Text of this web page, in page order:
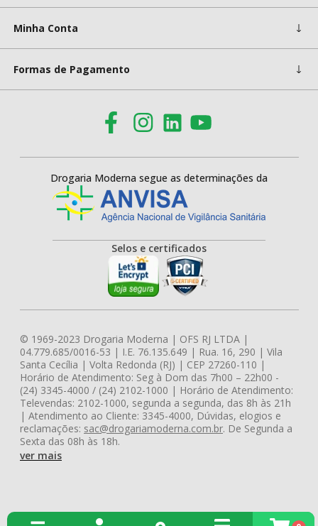
Minha Conta
Formas de Pagamento
Drogaria Moderna segue as determinações da
Selos e certificados
© 1969-2023 Drogaria Moderna | OFS RJ LTDA |
04.779.685/0016-53 | I.E. 76.135.649 | Rua. 16, 290 | Vila
Santa Cecília | Volta Redonda (RJ) | CEP 27260-110 |
Horário de Atendimento: Seg à Dom das 7h00 – 22h00 -
(24) 3345-4000 / (24) 2102-1000 | Horário de Atendimento:
Televendas: 2102-1000, segunda a segunda, das 8h às 21h
| Atendimento ao Cliente: 3345-4000, Dúvidas, elogios e
reclamações: sac@drogariamoderna.com.br. De Segunda a
Sexta das 08h às 18h.
ver mais